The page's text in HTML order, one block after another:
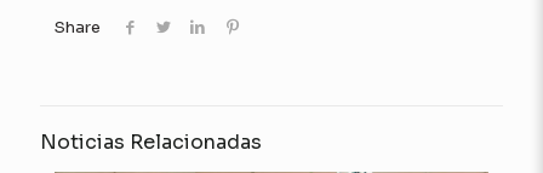
Share
Noticias Relacionadas